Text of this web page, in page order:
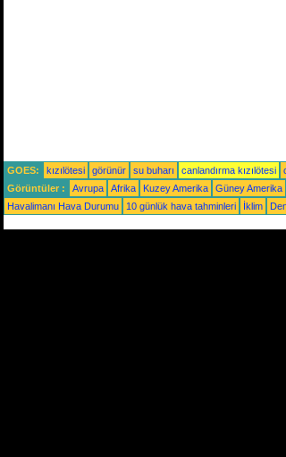
GOES: kızılötesi görünür su buharı canlandırma kızılötesi
Görüntüler :
Avrupa Afrika Kuzey Amerika Güney Amerika
Havalimanı Hava Durumu
10 günlük hava tahminleri İklim